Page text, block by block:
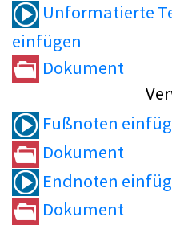
Unformatierte
einfügen
Dokument
Fußnoten
Dokument
Endnoten
Dokument